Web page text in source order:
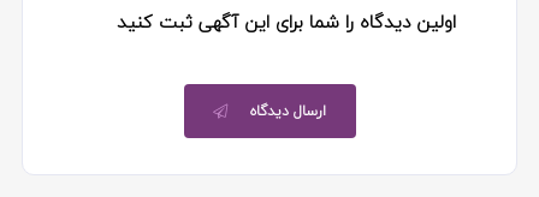
اولین دیدگاه را شما برای این آگهی ثبت کنید
ارسال دیدگاه